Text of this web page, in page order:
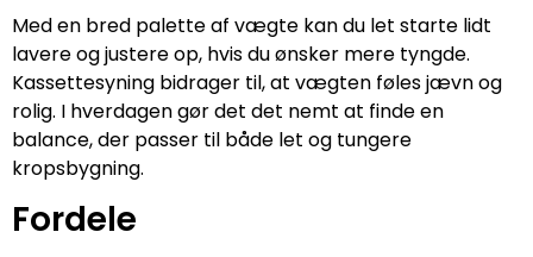
Med en bred palette af vægte kan du let starte lidt
lavere og justere op, hvis du ønsker mere tyngde.
Kassettesyning bidrager til, at vægten føles jævn og
rolig. I hverdagen gør det det nemt at finde en
balance, der passer til både let og tungere
kropsbygning.
Fordele